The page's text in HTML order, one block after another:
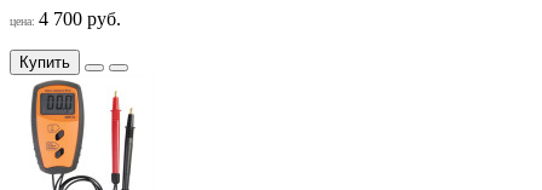
цена: 4 700 руб.
Купить